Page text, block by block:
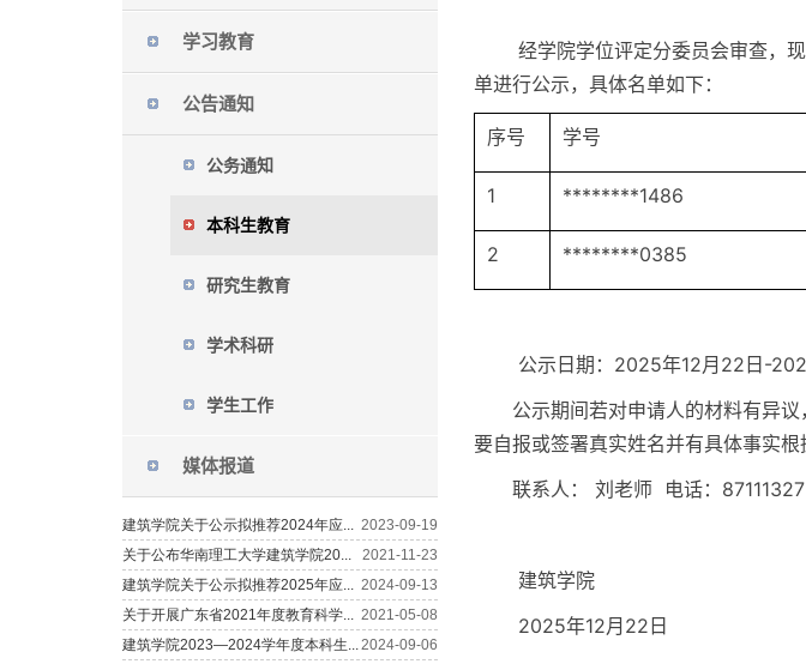
学习教育
公告通知
公务通知
本科生教育
研究生教育
学术科研
学生工作
媒体报道
经学院学位评定分委员会审查，
单进行公示，具体名单如下：
序号 学号
1 ********1486
2 ********0385
公示日期：2025年12月22日-
公示期间若对申请人的材料有异
要自报或签署真实姓名并有具体事实
联系人： 刘老师 电话：
建筑学院
2025年12月22日